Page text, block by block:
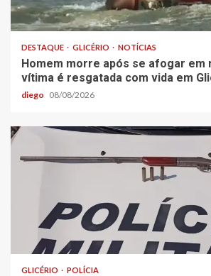
DESTAQUE GLICÉRIO NOTÍCIAS
Homem morre após se afogar em
vítima é resgatada com vida em
diego 08/08/2026
GLICÉRIO POLÍCIA